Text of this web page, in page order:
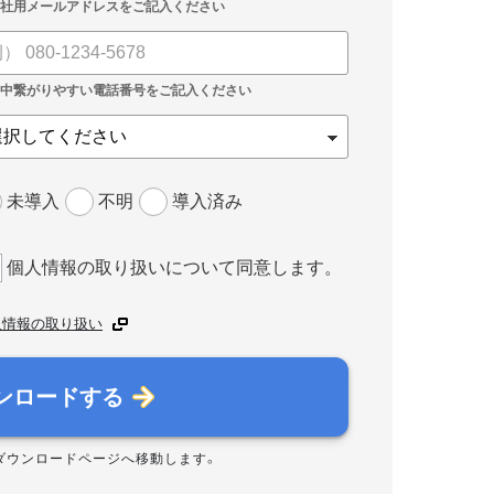
未導入 不明 導入済み
個人情報の取り扱いについて同意します。
報の取り扱い
ロードする
ウンロードページへ移動します。